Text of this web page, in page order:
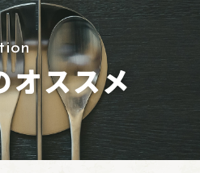
オススメ